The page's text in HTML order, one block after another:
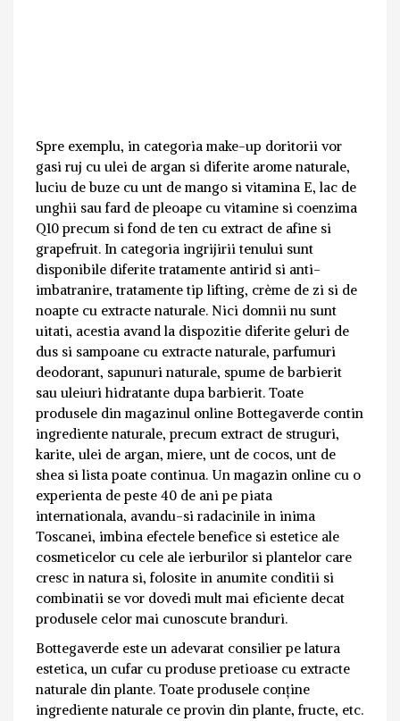
Spre exemplu, in categoria make-up doritorii vor
gasi ruj cu ulei de argan si diferite arome naturale,
luciu de buze cu unt de mango si vitamina E, lac de
unghii sau fard de pleoape cu vitamine si coenzima
Q10 precum si fond de ten cu extract de afine si
grapefruit. In categoria ingrijirii tenului sunt
disponibile diferite tratamente antirid si anti-
imbatranire, tratamente tip lifting, crème de zi si de
noapte cu extracte naturale. Nici domnii nu sunt
uitati, acestia avand la dispozitie diferite geluri de
dus si sampoane cu extracte naturale, parfumuri
deodorant, sapunuri naturale, spume de barbierit
sau uleiuri hidratante dupa barbierit. Toate
produsele din magazinul online Bottegaverde contin
ingrediente naturale, precum extract de struguri,
karite, ulei de argan, miere, unt de cocos, unt de
shea si lista poate continua. Un magazin online cu o
experienta de peste 40 de ani pe piata
internationala, avandu-si radacinile in inima
Toscanei, imbina efectele benefice si estetice ale
cosmeticelor cu cele ale ierburilor si plantelor care
cresc in natura si, folosite in anumite conditii si
combinatii se vor dovedi mult mai eficiente decat
produsele celor mai cunoscute branduri.
Bottegaverde este un adevarat consilier pe latura
estetica, un cufar cu produse pretioase cu extracte
naturale din plante. Toate produsele conține
ingrediente naturale ce provin din plante, fructe, etc.